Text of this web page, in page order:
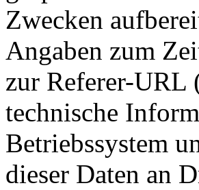
Zwecken
Angaben zum
zur Referer-URL
technische
Betriebssystem
dieser Daten an